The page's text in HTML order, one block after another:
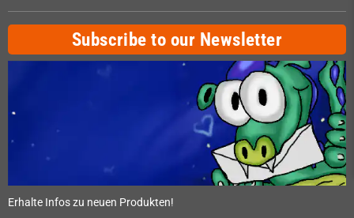
Subscribe to our Newsletter
Erhalte Infos zu neuen Produkten!